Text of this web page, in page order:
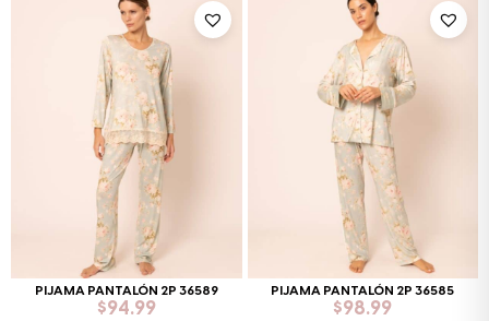
PIJAMA PANTALÓN 2P 36589
$94.99
PIJAMA PANTALÓN 2P 36585
$98.99